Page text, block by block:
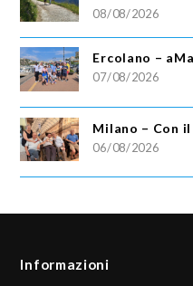
08/08/2026
Ercolano –
07/08/2026
Milano – Con
06/08/2026
Informazioni